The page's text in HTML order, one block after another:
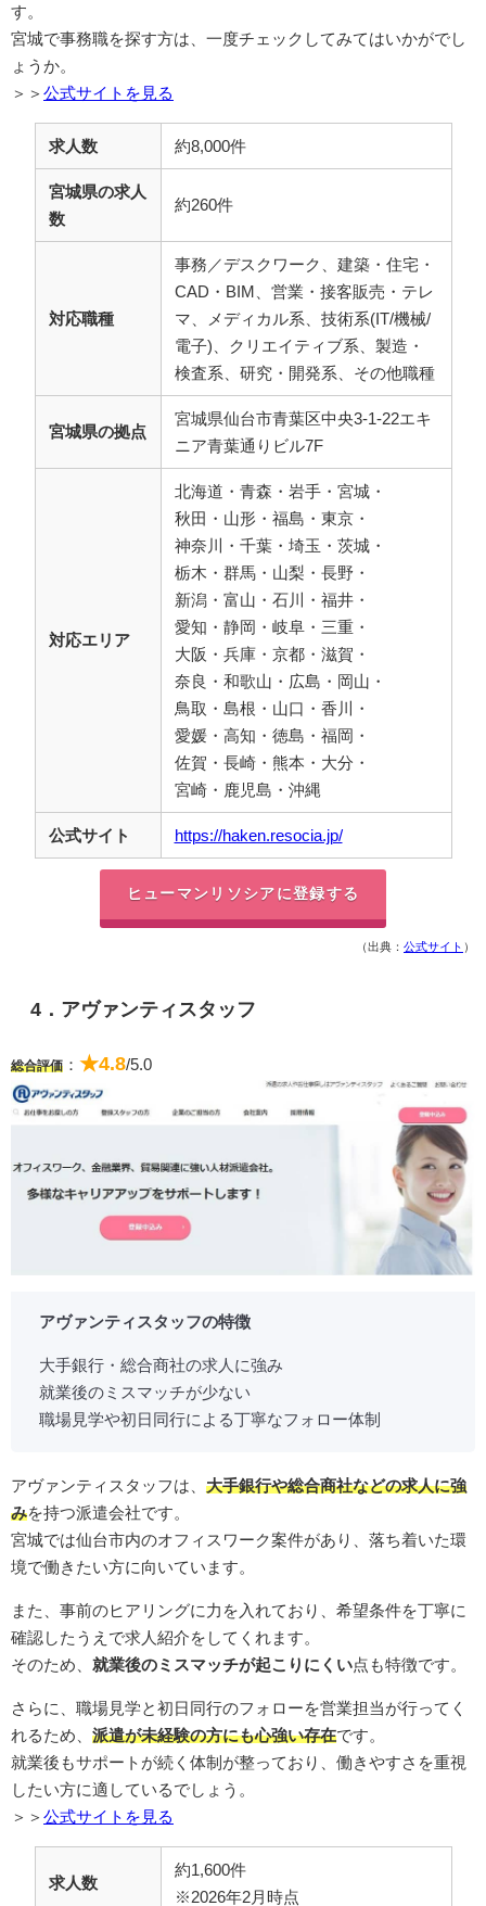
す。
宮城で事務職を探す方は、一度チェックしてみてはいかがでし
ょうか。
＞＞ 公式サイトを見る
求人数 約8,000件
宮城県の求人
数
約260件
対応職種
事務／デスクワーク、建築・住宅・
CAD・BIM、営業・接客販売・テレ
マ、メディカル系、技術系(IT/機械/
電子)、クリエイティブ系、製造・
検査系、研究・開発系、その他職種
宮城県の拠点
宮城県仙台市青葉区中央3-1-22エキ
ニア青葉通りビル7F
対応エリア
北海道・青森・岩手・宮城・
秋田・山形・福島・東京・
神奈川・千葉・埼玉・茨城・
栃木・群馬・山梨・長野・
新潟・富山・石川・福井・
愛知・静岡・岐阜・三重・
大阪・兵庫・京都・滋賀・
奈良・和歌山・広島・岡山・
鳥取・島根・山口・香川・
愛媛・高知・徳島・福岡・
佐賀・長崎・熊本・大分・
宮崎・鹿児島・沖縄
公式サイト https://haken.resocia.jp/
ヒューマンリソシアに登録する
（出典： 公式サイト ）
4．アヴァンティスタッフ
総合評価 ： ★4.8/5.0
アヴァンティスタッフの特徴
大手銀行・総合商社の求人に強み
就業後のミスマッチが少ない
職場見学や初日同行による丁寧なフォロー体制
アヴァンティスタッフは、 大手銀行や総合商社などの求人に強
みを持つ派遣会社です。
宮城では仙台市内のオフィスワーク案件があり、落ち着いた環
境で働きたい方に向いています。
また、事前のヒアリングに力を入れており、希望条件を丁寧に
確認したうえで求人紹介をしてくれます。
そのため、 就業後のミスマッチが起こりにくい点も特徴です。
さらに、職場見学と初日同行のフォローを営業担当が行ってく
れるため、 派遣が未経験の方にも心強い存在です。
就業後もサポートが続く体制が整っており、働きやすさを重視
したい方に適しているでしょう。
＞＞ 公式サイトを見る
求人数
約1,600件
※2026年2月時点